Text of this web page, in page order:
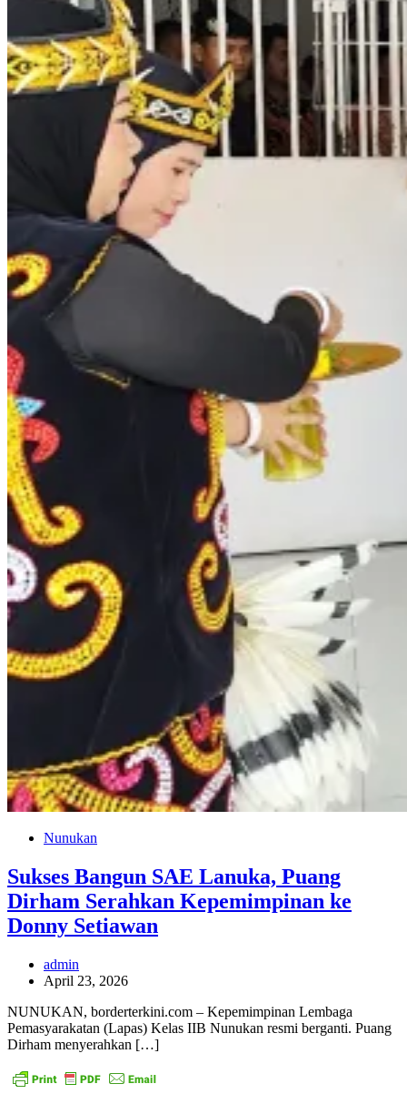
Nunukan
Sukses Bangun SAE Lanuka, Puang
Dirham Serahkan Kepemimpinan ke
Donny Setiawan
admin
April 23, 2026
NUNUKAN, borderterkini.com – Kepemimpinan Lembaga
Pemasyarakatan (Lapas) Kelas IIB Nunukan resmi berganti. Puang
Dirham menyerahkan […]